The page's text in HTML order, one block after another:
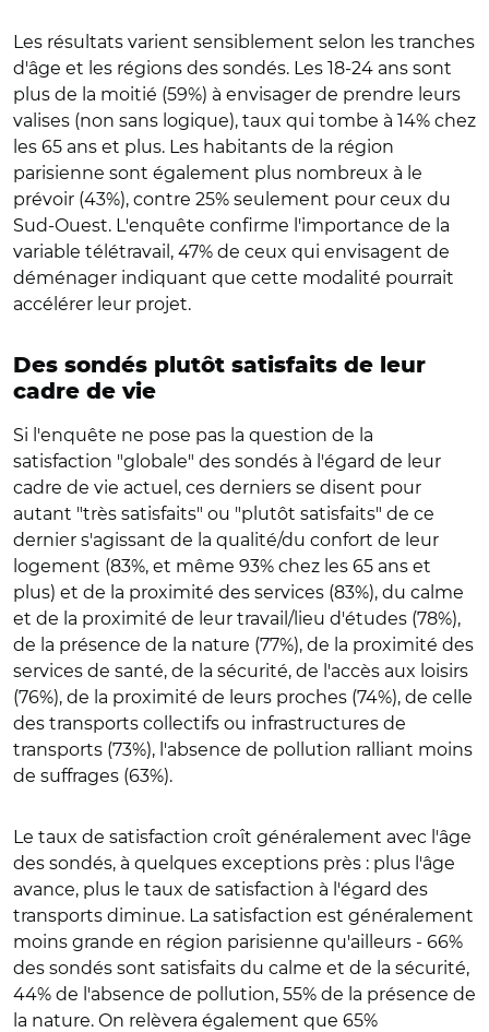
Les résultats varient sensiblement selon les tranches
d'âge et les régions des sondés. Les 18-24 ans sont
plus de la moitié (59%) à envisager de prendre leurs
valises (non sans logique), taux qui tombe à 14% chez
les 65 ans et plus. Les habitants de la région
parisienne sont également plus nombreux à le
prévoir (43%), contre 25% seulement pour ceux du
Sud-Ouest. L'enquête confirme l'importance de la
variable télétravail, 47% de ceux qui envisagent de
déménager indiquant que cette modalité pourrait
accélérer leur projet.
Des sondés plutôt satisfaits de leur
cadre de vie
Si l'enquête ne pose pas la question de la
satisfaction "globale" des sondés à l'égard de leur
cadre de vie actuel, ces derniers se disent pour
autant "très satisfaits" ou "plutôt satisfaits" de ce
dernier s'agissant de la qualité/du confort de leur
logement (83%, et même 93% chez les 65 ans et
plus) et de la proximité des services (83%), du calme
et de la proximité de leur travail/lieu d'études (78%),
de la présence de la nature (77%), de la proximité des
services de santé, de la sécurité, de l'accès aux loisirs
(76%), de la proximité de leurs proches (74%), de celle
des transports collectifs ou infrastructures de
transports (73%), l'absence de pollution ralliant moins
de suffrages (63%).
Le taux de satisfaction croît généralement avec l'âge
des sondés, à quelques exceptions près : plus l'âge
avance, plus le taux de satisfaction à l'égard des
transports diminue. La satisfaction est généralement
moins grande en région parisienne qu'ailleurs - 66%
des sondés sont satisfaits du calme et de la sécurité,
44% de l'absence de pollution, 55% de la présence de
la nature. On relèvera également que 65%